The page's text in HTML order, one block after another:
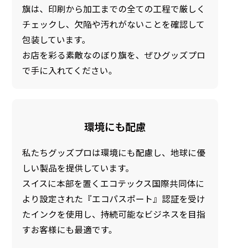
旗は、印刷から加工までの全ての工程で厳しく
チェックし、欠陥や汚れがないことを確認して
包装しています。
お店を彩る素敵なのぼり旗を、ぜひグッズプロ
で手に入れてください。
環境にも配慮
私たちグッズプロは環境にも配慮し、地球に優
しい製品を提供しています。
スイスに本部を置くエコテックス国際共同体に
より設定された『エコパスポート』認証を受け
たインクを使用し、持続可能なビジネスを目指
すお客様にも最適です。